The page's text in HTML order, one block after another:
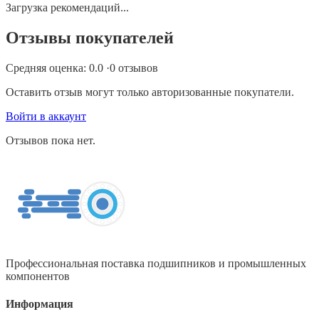
Загрузка рекомендаций...
Отзывы покупателей
Средняя оценка: 0.0 ·0 отзывов
Оставить отзыв могут только авторизованные покупатели.
Войти в аккаунт
Отзывов пока нет.
Профессиональная поставка подшипников и промышленных
компонентов
Информация